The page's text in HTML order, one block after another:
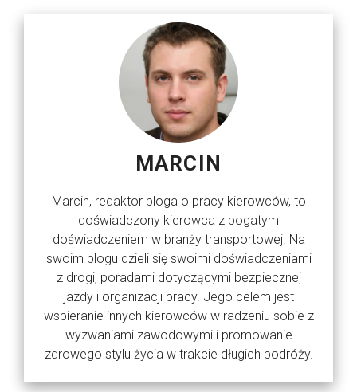
MARCIN
Marcin, redaktor bloga o pracy kierowców, to
doświadczony kierowca z bogatym
doświadczeniem w branży transportowej. Na
swoim blogu dzieli się swoimi doświadczeniami
z drogi, poradami dotyczącymi bezpiecznej
jazdy i organizacji pracy. Jego celem jest
wspieranie innych kierowców w radzeniu sobie z
wyzwaniami zawodowymi i promowanie
zdrowego stylu życia w trakcie długich podróży.